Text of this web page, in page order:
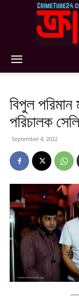
বিপুল
পরিচালক
September 4, 2022